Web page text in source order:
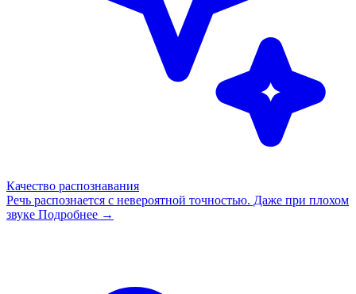
Качество распознавания
Речь распознается с невероятной точностью. Даже при плохом
звуке Подробнее →